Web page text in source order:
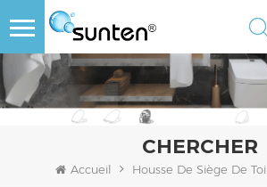
CHERCHER
Accueil Housse De Siège De